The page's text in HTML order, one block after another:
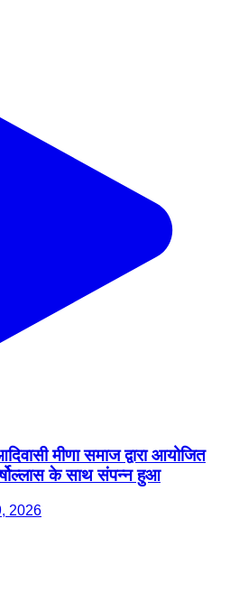
मीणा समाज द्वारा आयोजित
के साथ संपन्न हुआ
2026